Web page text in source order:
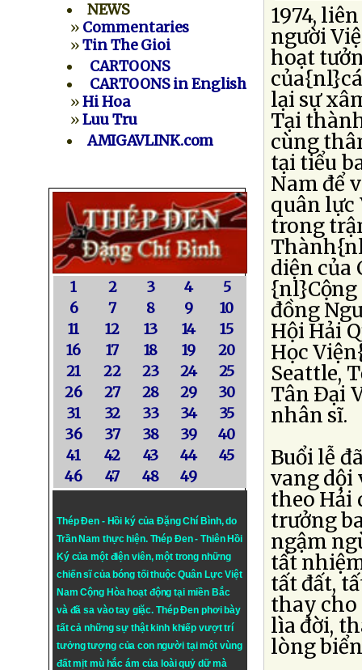
NEWS
» Commentaries
»Tin The Gioi
CARTOONS
CARTOONS in English
»Hi Hoa
»Luu Tru
AMIGAVLINK.com
1 2 3 4
5
6
7 8 9
10
11
12 13 14
15
16
17 18 19
20
21
22 23 24
25
26
27 28 29
30
31
32 33 34
35
36
37 38 39
40
41
42 43 44
45
46
47 48 49
Thép Đen - Hồi ký của Đặng Chí Bình, do
Trần Nam thực hiện. Thép Đen- Thiên Hồi
Ký của một điện viên, một trong những
chiến sĩ của bóng tối thuộc Quân Lực Việt
Nam Cộng Hòa hoạt động tại miền Bắc
và đã sa vào tay giặc. Thép Đen phơi bày
tất cả những sự thật kinh khiếp vượt trí
tưởng tượng của con người tại một vùng
đất mịt mù hắc ám của loài quỷ dữ mà
1974,
người
hoạt
lại sự
Tại
cùng
tại tiểu
Nam để
quân lực
trong
diện của
{nl}Cộng
đồng
Hội Hải
Học
Seattle,
Tân Ðại
nhân sĩ.
Buổi lễ
vang dội
theo Hải
trưởng
ngậm
tất
tất đất,
thay
lìa đời,
lòng